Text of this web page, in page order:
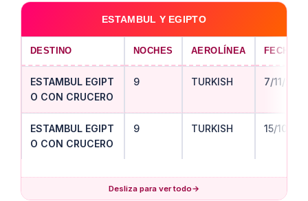
ESTAMBUL Y EGIPTO
DESTINO NOCHES AEROLÍNEA FECHA
ESTAMBUL EGIPT
O CON CRUCERO
9 TURKISH 7/11/
ESTAMBUL EGIPT
O CON CRUCERO
9 TURKISH 15/10/
Desliza para ver todo→